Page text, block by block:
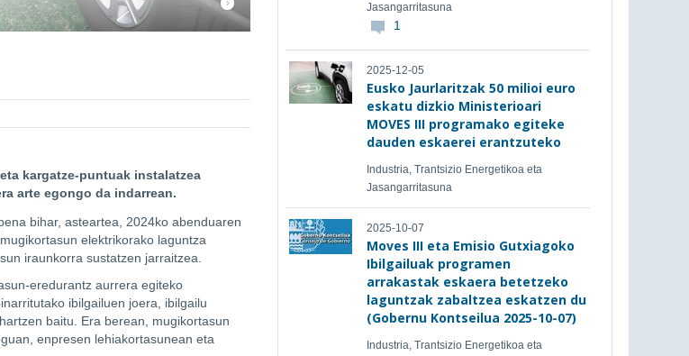
kargatze-puntuak instalatzea
arte egongo da indarrean.
bihar, asteartea, 2024ko abenduaren
elektrikorako laguntza
iraunkorra sustatzen jarraitzea.
eredurantz aurrera egiteko
ibilgailuen joera, ibilgailu
baitu. Era berean, mugikortasun
enpresen lehiakortasunean eta
Jasangarritasuna
1
2025-12-05
Eusko Jaurlaritzak 50 milioi euro
eskatu dizkio Ministerioari
MOVES III programako egiteke
dauden eskaerei erantzuteko
Industria, Trantsizio Energetikoa eta
Jasangarritasuna
2025-10-07
Moves III eta Emisio Gutxiagoko
Ibilgailuak programen
arrakastak eskaera betetzeko
laguntzak zabaltzea eskatzen du
(Gobernu Kontseilua 2025-10-07)
Industria, Trantsizio Energetikoa eta